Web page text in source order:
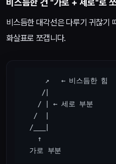
비스듬한 건 "가로 + 세로"로
비스듬한 대각선은 다루기 귀찮기
화살표로 쪼갭니다.
      ↗   ← 비스듬한 힘
     /|
    / | ← 세로 부분
   /  |
  /___|
    ↑